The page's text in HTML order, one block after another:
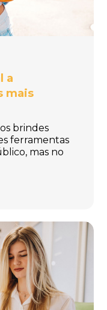
a
mais
brindes
ferramentas
mas no